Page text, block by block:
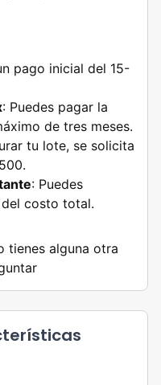
pago inicial del 15-
: Puedes pagar la
de tres meses.
tu lote, se solicita
: Puedes
costo total.
tienes alguna otra